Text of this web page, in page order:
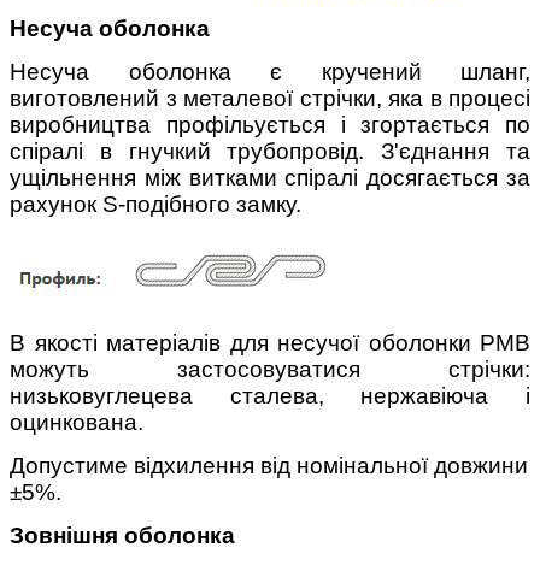
Несуча оболонка
Несуча оболонка є кручений шланг,
виготовлений з металевої стрічки, яка в процесі
виробництва профільується і згортається по
спіралі в гнучкий трубопровід. З'єднання та
ущільнення між витками спіралі досягається за
рахунок S-подібного замку.
В якості матеріалів для несучої оболонки РМВ
можуть застосовуватися стрічки:
низьковуглецева сталева, нержавіюча і
оцинкована.
Допустиме відхилення від номінальної довжини
±5%.
Зовнішня оболонка